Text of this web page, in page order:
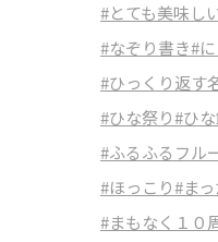
#とても美味し
#なぞり書き#
#ひっくり返す
#ひな祭り#ひ
#ふるふるフル
#ほっこり#まっ
#まもなく１０